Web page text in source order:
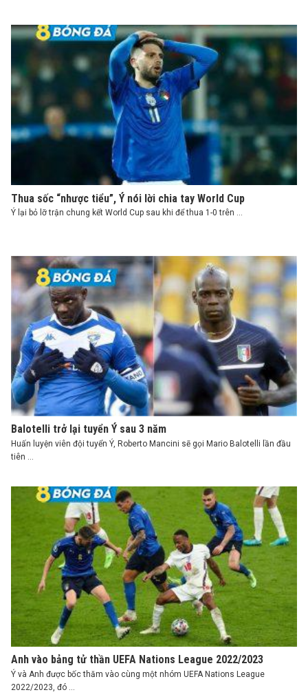
Thua sốc “nhược tiểu”, Ý nói lời chia tay World Cup
Ý lại bỏ lỡ trận chung kết World Cup sau khi để thua 1-0 trên ...
Balotelli trở lại tuyển Ý sau 3 năm
Huấn luyện viên đội tuyển Ý, Roberto Mancini sẽ gọi Mario Balotelli lần đầu
tiên ...
Anh vào bảng tử thần UEFA Nations League 2022/2023
Ý và Anh được bốc thăm vào cùng một nhóm UEFA Nations League
2022/2023, đó ...